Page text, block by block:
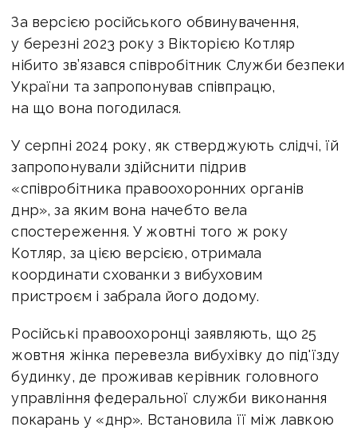
За версією російського обвинувачення,
у березні 2023 року з Вікторією Котляр
нібито зв’язався співробітник Служби безпеки
України та запропонував співпрацю,
на що вона погодилася.
У серпні 2024 року, як стверджують слідчі, їй
запропонували здійснити підрив
«співробітника правоохоронних органів
днр», за яким вона начебто вела
спостереження. У жовтні того ж року
Котляр, за цією версією, отримала
координати схованки з вибуховим
пристроєм і забрала його додому.
Російські правоохоронці заявляють, що 25
жовтня жінка перевезла вибухівку до під'їзду
будинку, де проживав керівник головного
управління федеральної служби виконання
покарань у «днр». Встановила її між лавкою